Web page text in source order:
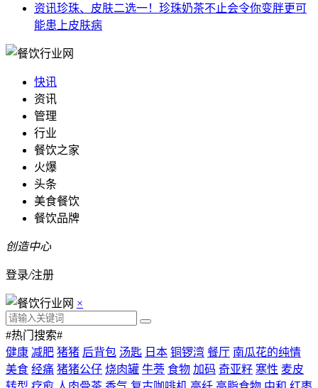
资讯珍珠、皮肤二选一！珍珠奶茶不止会令你变胖更可
能患上皮肤病
快讯
资讯
管理
行业
餐饮之家
火爆
头条
美食餐饮
餐饮品牌
创造中心
登录/注册
×
#热门搜索#
健康 减肥 猪猪 后背包 汤匙 日本 铜锣湾 餐厅 南瓜花的纯情
美食 经痛 猪猪公仔 烧肉罐 牛蒡 食物 加码 奇亚籽 寒性 麦皮